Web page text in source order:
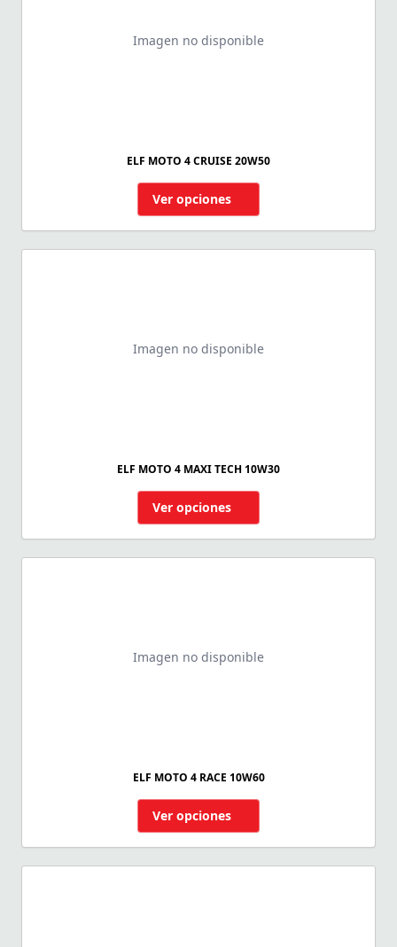
Imagen no disponible
ELF MOTO 4 CRUISE 20W50
Ver opciones
Imagen no disponible
ELF MOTO 4 MAXI TECH 10W30
Ver opciones
Imagen no disponible
ELF MOTO 4 RACE 10W60
Ver opciones